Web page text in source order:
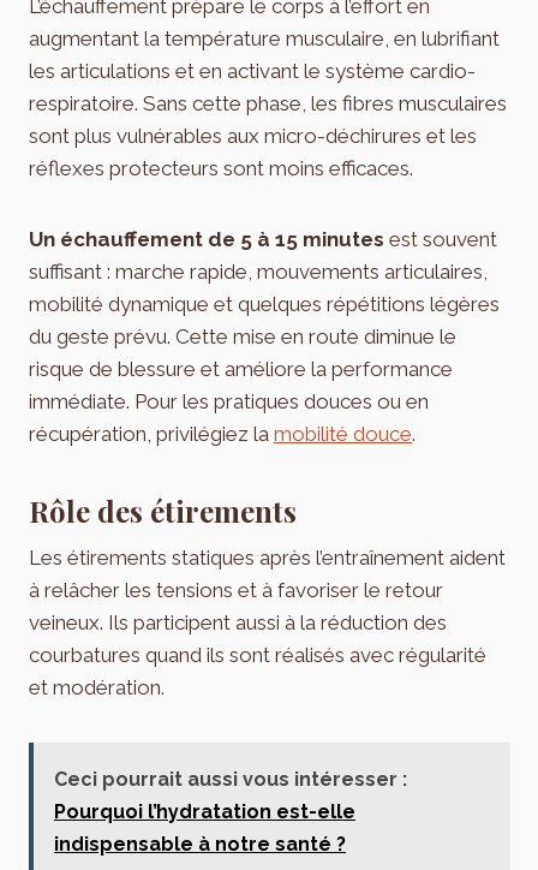
L’échauffement prépare le corps à l’effort en
augmentant la température musculaire, en lubrifiant
les articulations et en activant le système cardio-
respiratoire. Sans cette phase, les fibres musculaires
sont plus vulnérables aux micro-déchirures et les
réflexes protecteurs sont moins efficaces.
Un échauffement de 5 à 15 minutes est souvent
suffisant : marche rapide, mouvements articulaires,
mobilité dynamique et quelques répétitions légères
du geste prévu. Cette mise en route diminue le
risque de blessure et améliore la performance
immédiate. Pour les pratiques douces ou en
récupération, privilégiez la mobilité douce.
Rôle des étirements
Les étirements statiques après l’entraînement aident
à relâcher les tensions et à favoriser le retour
veineux. Ils participent aussi à la réduction des
courbatures quand ils sont réalisés avec régularité
et modération.
Ceci pourrait aussi vous intéresser :
Pourquoi l’hydratation est-elle
indispensable à notre santé ?